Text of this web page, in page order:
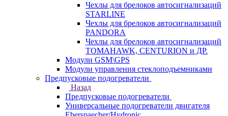
Чехлы для брелоков автосигнализаций
STARLINE
Чехлы для брелоков автосигнализаций
PANDORA
Чехлы для брелоков автосигнализаций
TOMAHAWK, CENTURION и ДР.
Модули GSM\GPS
Модули управления стеклоподъемниками
Предпусковые подогреватели
Назад
Предпусковые подогреватели
Универсальные подогреватели двигателя